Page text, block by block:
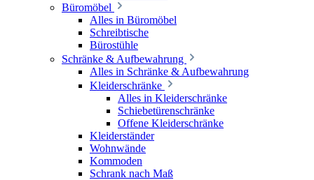
Büromöbel
Alles in Büromöbel
Schreibtische
Bürostühle
Schränke & Aufbewahrung
Alles in Schränke & Aufbewahrung
Kleiderschränke
Alles in Kleiderschränke
Schiebetürenschränke
Offene Kleiderschränke
Kleiderständer
Wohnwände
Kommoden
Schrank nach Maß